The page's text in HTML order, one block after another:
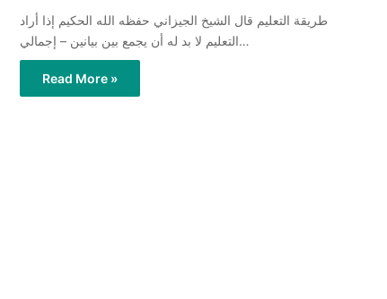
طريقة التعليم قال الشيخ الجيزاني حفظه الله الحكيم إذا أراد
التعليم لا بد له أن يجمع بين بيانين – إجمالي…
Read More »